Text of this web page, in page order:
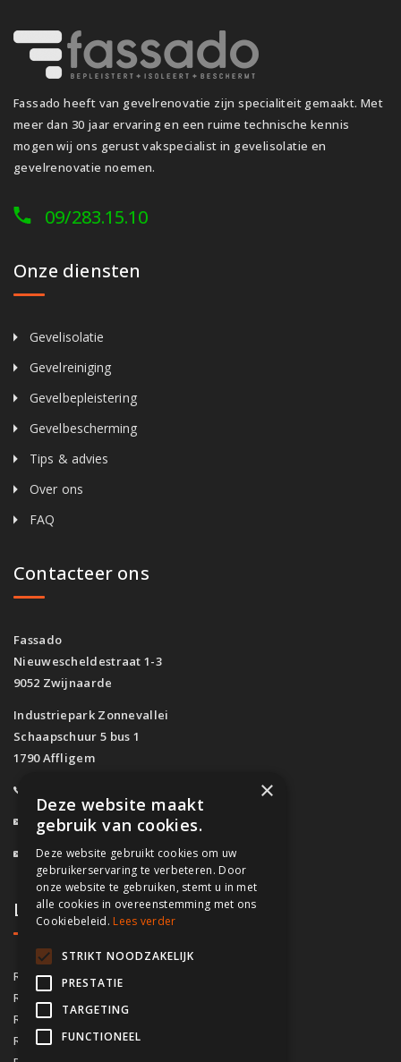
Fassado heeft van gevelrenovatie zijn specialiteit gemaakt. Met
meer dan 30 jaar ervaring en een ruime technische kennis
mogen wij ons gerust vakspecialist in gevelisolatie en
gevelrenovatie noemen.
09/283.15.10
Onze diensten
Gevelisolatie
Gevelreiniging
Gevelbepleistering
Gevelbescherming
Tips & advies
Over ons
FAQ
Contacteer ons
Fassado
Nieuwescheldestraat 1-3
9052 Zwijnaarde
Industriepark Zonnevallei
Schaapschuur 5 bus 1
1790 Affligem
info@fassado.be
BTW: BE 0700.617.934
Lokaal contact
Regio Antwerpen
Regio Brussel
Regio Gent 09/283.15.10
Regio Brugge 050/76.00.21
×
Deze website maakt
gebruik van cookies.
Deze website gebruikt cookies om uw
gebruikerservaring te verbeteren. Door
onze website te gebruiken, stemt u in met
alle cookies in overeenstemming met ons
Cookiebeleid. Lees verder
STRIKT NOODZAKELIJK
PRESTATIE
TARGETING
FUNCTIONEEL